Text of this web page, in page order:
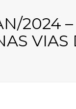
2024 –
VIAS